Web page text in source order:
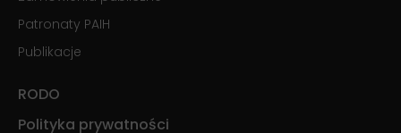
Patronaty PAIH
Publikacje
RODO
Polityka prywatności